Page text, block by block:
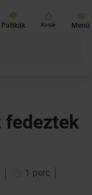
Patikák Kosár Menü
fedeztek
1 perc